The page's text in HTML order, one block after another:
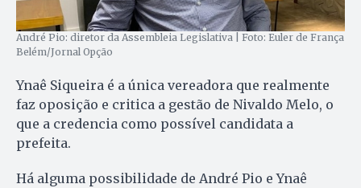
André Pio: diretor da Assembleia Legislativa | Foto: Euler de França
Belém/Jornal Opção
Ynaê Siqueira é a única vereadora que realmente
faz oposição e critica a gestão de Nivaldo Melo, o
que a credencia como possível candidata a
prefeita.
Há alguma possibilidade de André Pio e Ynaê